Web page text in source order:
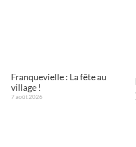
Franquevielle : La fête au
village !
7 août 2026